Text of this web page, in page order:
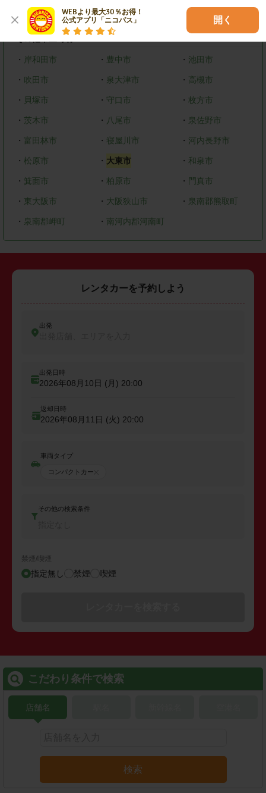
WEBより最大30％お得！
公式アプリ「ニコパス」
開く
美原区
・ 岸和田市 ・ 豊中市 ・ 池田市
・ 吹田市 ・ 泉大津市 ・ 高槻市
・ 貝塚市 ・ 守口市 ・枚方市
・ 茨木市 ・ 八尾市 ・ 泉佐野市
・ 富田林市 ・ 寝屋川市 ・ 河内長野市
・ 松原市 ・ 大東市 ・ 和泉市
・ 箕面市 ・ 柏原市 ・ 門真市
・ 東大阪市 ・ 大阪狭山市 ・ 泉南郡熊取町
・ 泉南郡岬町 ・ 南河内郡河南町
レンタカーを予約しよう
出発
出発日時
2026年08月10日 (月) 20:00
返却日時
2026年08月11日 (火) 20:00
車両タイプ
コンパクトカー
その他の検索条件
禁煙/喫煙
指定無し 禁煙 喫煙
こだわり条件で検索
店舗名
検索